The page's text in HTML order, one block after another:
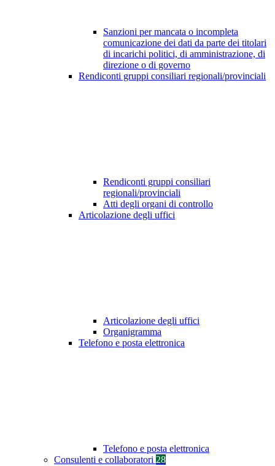
Sanzioni per mancata o incompleta
comunicazione dei dati da parte dei titolari
di incarichi politici, di amministrazione, di
direzione o di governo
Rendiconti gruppi consiliari regionali/provinciali
Rendiconti gruppi consiliari
regionali/provinciali
Atti degli organi di controllo
Articolazione degli uffici
Articolazione degli uffici
Organigramma
Telefono e posta elettronica
Telefono e posta elettronica
Consulenti e collaboratori 28